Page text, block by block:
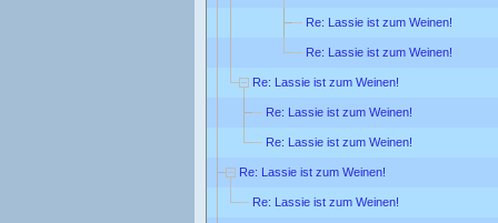
Re: Lassie ist zum Weinen!
Re: Lassie ist zum Weinen!
Re: Lassie ist zum Weinen!
Re: Lassie ist zum Weinen!
Re: Lassie ist zum Weinen!
Re: Lassie ist zum Weinen!
Re: Lassie ist zum Weinen!